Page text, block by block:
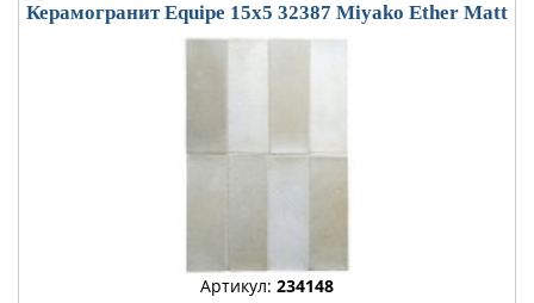
Керамогранит Equipe 15x5 32387 Miyako Ether Matt
Артикул: 234148